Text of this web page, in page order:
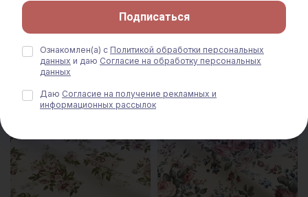
Подписаться
Ознакомлен(а) с Политикой обработки персональных
данных и даю Согласие на обработку персональных
данных
Даю Согласие на получение рекламных и
информационных рассылок